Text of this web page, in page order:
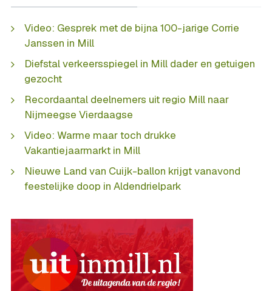
Video: Gesprek met de bijna 100-jarige Corrie
Janssen in Mill
Diefstal verkeersspiegel in Mill dader en getuigen
gezocht
Recordaantal deelnemers uit regio Mill naar
Nijmeegse Vierdaagse
Video: Warme maar toch drukke
Vakantiejaarmarkt in Mill
Nieuwe Land van Cuijk-ballon krijgt vanavond
feestelijke doop in Aldendrielpark